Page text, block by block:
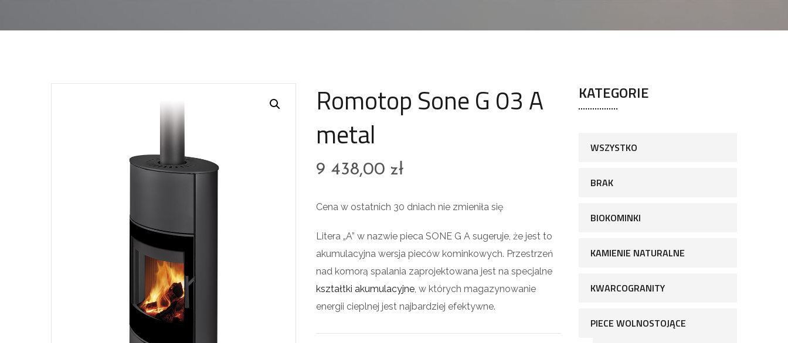
Romotop Sone G 03 A
metal
9 438,00zł
Cena w ostatnich 30 dniach nie zmieniła się
Litera „A” w nazwie pieca SONE G A sugeruje, że jest to
akumulacyjna wersja pieców kominkowych. Przestrzeń
nad komorą spalania zaprojektowana jest na specjalne
kształtki akumulacyjne, w których magazynowanie
energii cieplnej jest najbardziej efektywne.
KATEGORIE
WSZYSTKO
BRAK
BIOKOMINKI
KAMIENIE NATURALNE
KWARCOGRANITY
PIECE WOLNOSTOJĄCE